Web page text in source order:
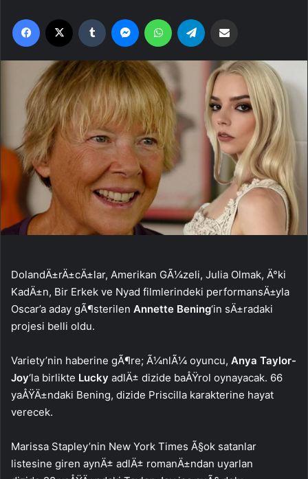
Facebook Tumblr MessengerWhatsApp
DolandÄ±rÄ±cÄ±lar, Amerikan GÃ¼zeli, Julia Olmak, Ä°ki
KadÄ±n, Bir Erkek ve Nyad filmlerindeki performansÄ±yla
Oscar’a aday gÃ¶sterilen Annette Bening‘in sÄ±radaki
projesi belli oldu.
Variety’nin haberine gÃ¶re; Ã¼nlÃ¼ oyuncu, Anya Taylor-
Joy‘la birlikte Lucky adlÄ± dizide baÅŸrol oynayacak. 66
yaÅŸÄ±ndaki Bening, dizide Priscilla karakterine hayat
verecek.
Marissa Stapley’nin New York Times Ã§ok satanlar
listesine giren aynÄ± adlÄ± romanÄ±ndan uyarlan